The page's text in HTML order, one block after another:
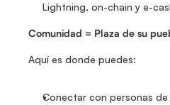
Lightning, on-chain y e-
Comunidad = Plaza de su
Aquí es donde puedes:
Conectar con personas de